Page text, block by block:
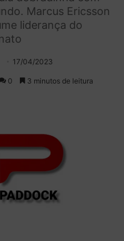
Marcus Ericsson
liderança do
um
17/04/2023
0 3 minutos de leitura